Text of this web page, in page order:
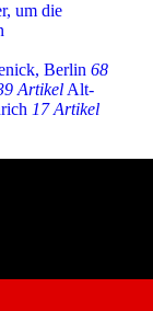
um die
Berlin 68
Artikel Alt-
17 Artikel